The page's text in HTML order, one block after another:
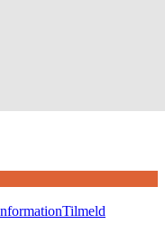
Tilmeld